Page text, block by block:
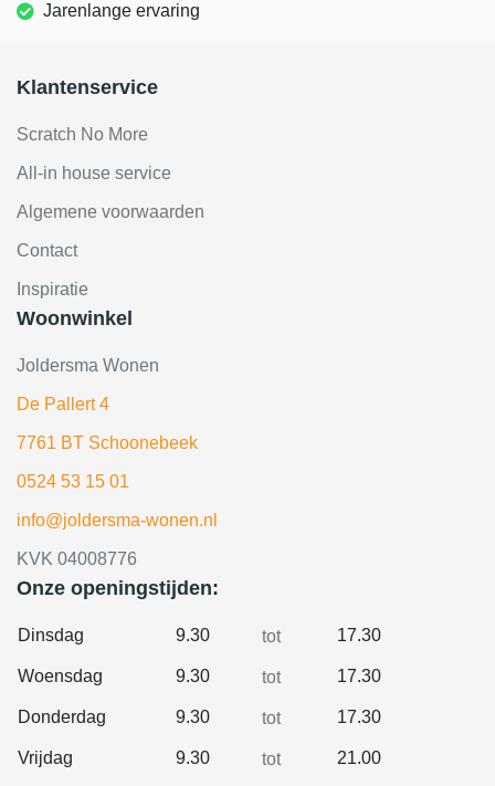
Jarenlange ervaring
Klantenservice
Scratch No More
All-in house service
Algemene voorwaarden
Contact
Inspiratie
Woonwinkel
Joldersma Wonen
De Pallert 4
7761 BT Schoonebeek
0524 53 15 01
info@joldersma-wonen.nl
KVK 04008776
Onze openingstijden:
Dinsdag 9.30 tot 17.30
Woensdag 9.30 tot 17.30
Donderdag 9.30 tot 17.30
Vrijdag 9.30 tot 21.00